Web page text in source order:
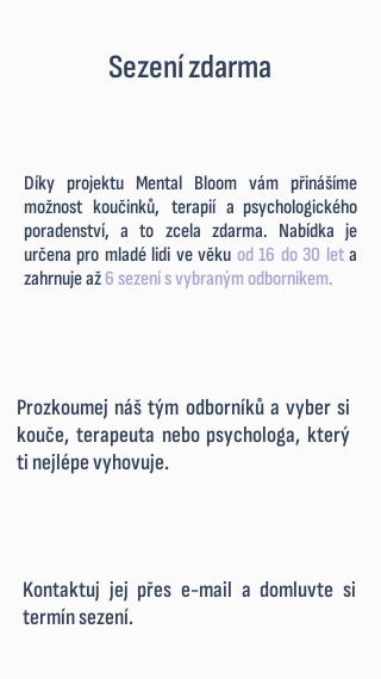
Sezení zdarma
Díky projektu Mental Bloom vám přinášíme
možnost koučinků, terapií a psychologického
poradenství, a to zcela zdarma. Nabídka je
určena pro mladé lidi ve věku od 16 do 30 leta
zahrnuje až 6 sezení s vybraným odborníkem.
​Prozkoumej náš tým odborníků a vyber si
kouče, terapeuta nebo psychologa, který
ti nejlépe vyhovuje.
Kontaktuj jej přes e-mail a domluvte si
termín sezení.